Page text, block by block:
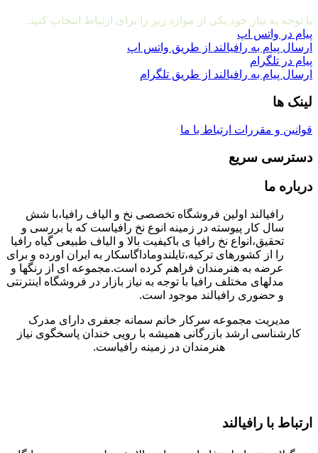
با توجه به نیاز خود یکی از موارد زیر را برای ارتباط انتخاب کنید.
پیام در واتس اپ
ارسال پیام به رافیالند از طریق واتس اپ
پیام در تلگرام
ارسال پیام به رافیالند از طریق تلگرام
لینک ها
قوانین و مقررات ارتباط با ما
دسترسی سریع
درباره ما
رافیالند اولین فروشگاه تخصصی نخ و الیاف رافیا،با شش
سال کار پیوسته در زمینه انوع نخ رافیاست که با بررسی و
تحقیق،انواع نخ رافیا ی باکیفیت بالا و الیاف طبیعی گیاه رافیا
را از کشورهای ترکیه،تایلندوماداگاسکار به ایران اورده و برای
عرضه به هنرمندان فراهم کرده است.مجموعه ای از رنگها و
مدلهای مختلف رافیا با توجه به نیاز بازار در فروشگاه اینترنتی
و حضوری رافیالند موجود است.
مدیریت مجموعه سرکار خانم سمانه جعفری دارای مدرک
کارشناسی ارشد بازرگانی همیشه با رویی خندان پاسخگوی نیاز
هنرمندان در زمینه رافیاست.
ارتباط با رافیالند